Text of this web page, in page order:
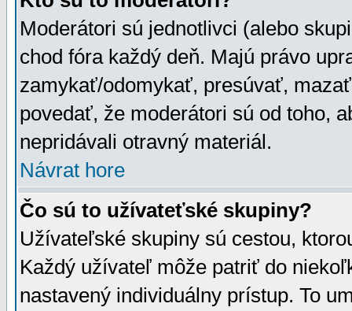
Moderátori sú jednotlivci (alebo
chod fóra každý deň. Majú právo
zamykať/odomykať, presúvať,
povedať, že moderátori sú od toho,
nepridávali otravný materiál.
Návrat hore
Čo sú to užívateťské skupiny?
Užívateľské skupiny sú cestou,
Každý užívateľ môže patriť do
nastavený individuálny prístup. To